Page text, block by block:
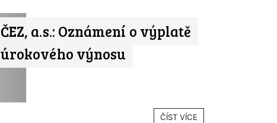
ČEZ, a.s.: Oznámení o výplatě
úrokového výnosu
ČÍST VÍCE